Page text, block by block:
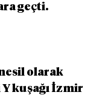
geçti.
olarak
kuşağı İzmir